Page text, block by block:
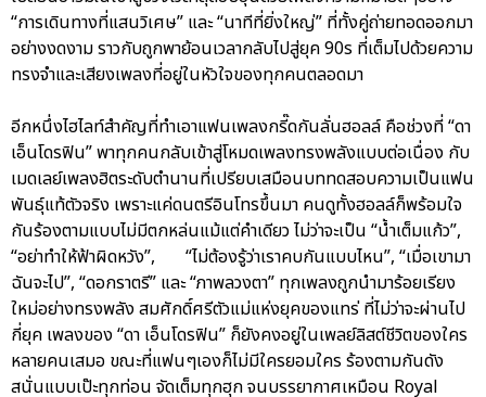
“การเดินทางที่แสนวิเศษ” และ “นาทีที่ยิ่งใหญ่” ที่ทั้งคู่ถ่ายทอดออกมา
อย่างงดงาม ราวกับถูกพาย้อนเวลากลับไปสู่ยุค 90s ที่เต็มไปด้วยความ
ทรงจำและเสียงเพลงที่อยู่ในหัวใจของทุกคนตลอดมา
อีกหนึ่งไฮไลท์สำคัญที่ทำเอาแฟนเพลงกรี๊ดกันลั่นฮอลล์ คือช่วงที่ “ดา
เอ็นโดรฟิน” พาทุกคนกลับเข้าสู่โหมดเพลงทรงพลังแบบต่อเนื่อง กับ
เมดเลย์เพลงฮิตระดับตำนานที่เปรียบเสมือนบททดสอบความเป็นแฟน
พันธุ์แท้ตัวจริง เพราะแค่ดนตรีอินโทรขึ้นมา คนดูทั้งฮอลล์ก็พร้อมใจ
กันร้องตามแบบไม่มีตกหล่นแม้แต่คำเดียว ไม่ว่าจะเป็น “น้ำเต็มแก้ว”,
“อย่าทำให้ฟ้าผิดหวัง”, “ไม่ต้องรู้ว่าเราคบกันแบบไหน”, “เมื่อเขามา
ฉันจะไป”, “ดอกราตรี” และ “ภาพลวงตา” ทุกเพลงถูกนำมาร้อยเรียง
ใหม่อย่างทรงพลัง สมศักดิ์ศรีตัวแม่แห่งยุคของแทร่ ที่ไม่ว่าจะผ่านไป
กี่ยุค เพลงของ “ดา เอ็นโดรฟิน” ก็ยังคงอยู่ในเพลย์ลิสต์ชีวิตของใคร
หลายคนเสมอ ขณะที่แฟนๆเองก็ไม่มีใครยอมใคร ร้องตามกันดัง
สนั่นแบบเป๊ะทุกท่อน จัดเต็มทุกฮุก จนบรรยากาศเหมือน Royal